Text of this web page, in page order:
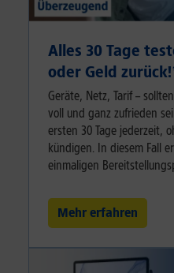
Alles 30 Tage
oder Geld
Geräte, Netz, Tarif –
voll und ganz zufrieden
ersten 30 Tage jederzeit,
kündigen. In diesem Fall
einmaligen
Mehr erfahren